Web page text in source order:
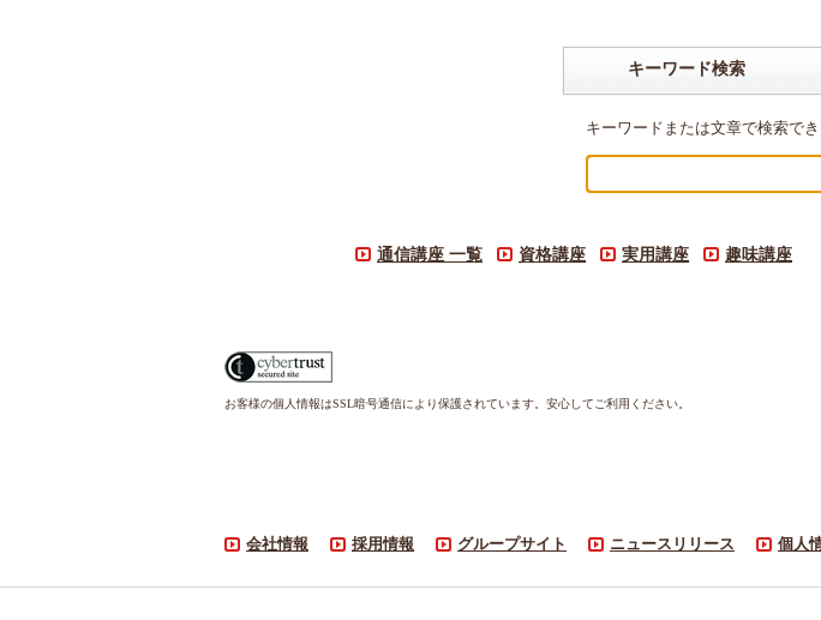
キーワード検索
キーワードまたは文章で検索で
通信講座 一覧 資格講座 実用講座 趣味講座
お客様の個人情報はSSL暗号通信により保護されています。安心してご利用ください。
会社情報 採用情報 グループサイト ニュースリリース 個人